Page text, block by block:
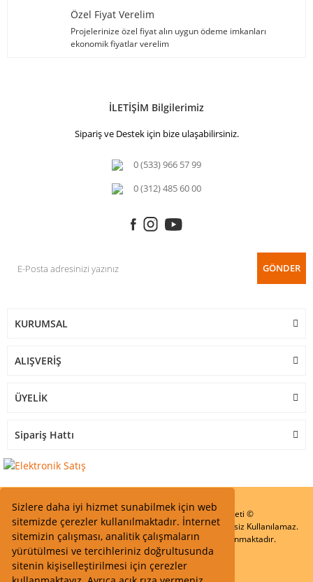
Sizlere daha iyi hizmet sunabilmek için web
sitemizde çerezler kullanılmaktadır. İnternet
sitemizin çalışması, analitik çalışmaların
yürütülmesi ve tercihleriniz doğrultusunda
sitenin kişiselleştirilmesi için çerezler
Özel Fiyat Verelim
Projelerinize özel fiyat alın uygun ödeme imkanları
ekonomik fiyatlar verelim
İLETİŞİM Bilgilerimiz
Sipariş ve Destek için bize ulaşabilirsiniz.
0 (533) 966 57 99
0 (312) 485 60 00
GÖNDER
KURUMSAL
ALIŞVERİŞ
ÜYELİK
Sipariş Hattı
Start Elektronik Sanayi ve Ticaret Limited Şirketi ©
Resimler Yazılar ve İçeriklerin Tüm hakları saklıdır ve İzinsiz Kullanılamaz.
Kredi kartı bilgileriniz 256bit SSL Sertifikası ile Korunmaktadır.